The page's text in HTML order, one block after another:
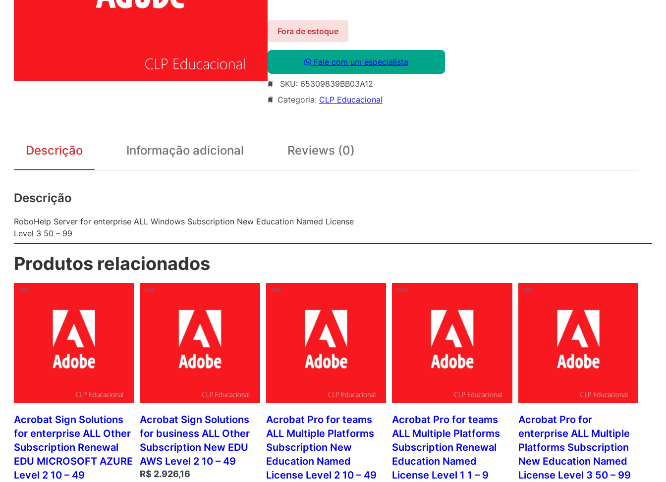
Fora de estoque
Fale com um especialista
SKU: 65309839BB03A12
Categoria: CLP Educacional
Descrição Informação adicional Reviews (0)
Descrição
RoboHelp Server for enterprise ALL Windows Subscription New Education Named License
Level 3 50 – 99
Produtos relacionados
Acrobat Sign Solutions
for enterprise ALL Other
Subscription Renewal
EDU MICROSOFT AZURE
Level 2 10 – 49
Acrobat Sign Solutions
for business ALL Other
Subscription New EDU
AWS Level 2 10 – 49
R$ 2.926,16
Acrobat Pro for teams
ALL Multiple Platforms
Subscription New
Education Named
License Level 2 10 – 49
Acrobat Pro for teams
ALL Multiple Platforms
Subscription Renewal
Education Named
License Level 1 1 – 9
Acrobat Pro for
enterprise ALL Multiple
Platforms Subscription
New Education Named
License Level 3 50 – 99